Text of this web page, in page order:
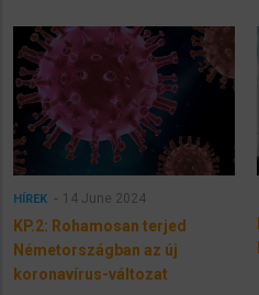
HÍREK 14 June 2024
KP.2: Rohamosan terjed
Németországban az új
koronavírus-változat